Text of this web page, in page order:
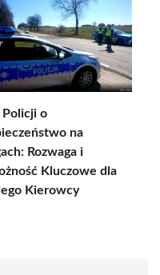
o
na
Rozwaga i
Kluczowe dla
Kierowcy